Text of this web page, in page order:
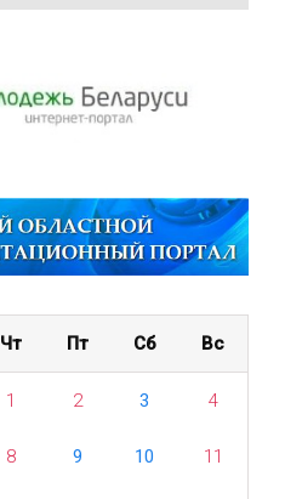
Чт Пт Сб Вс
1 2 3 4
8 9 10 11